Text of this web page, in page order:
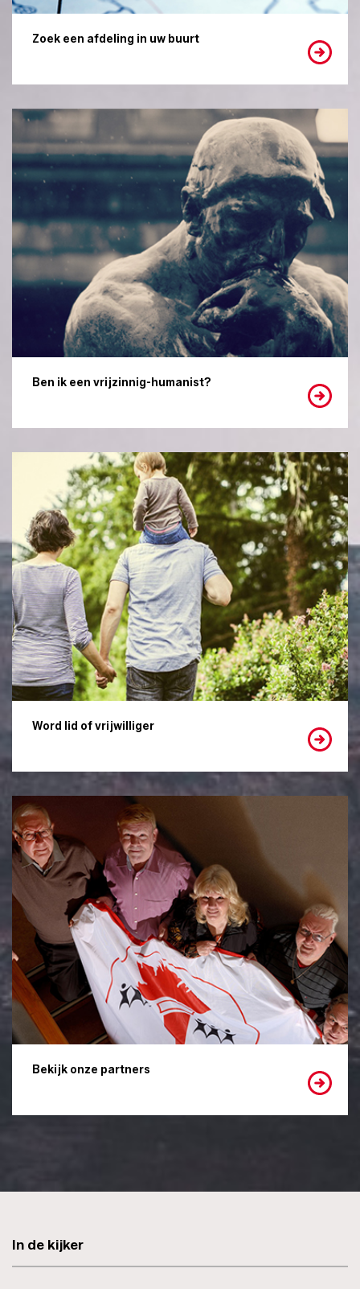
Zoek een afdeling in uw buurt
Ben ik een vrijzinnig-humanist?
Word lid of vrijwilliger
Bekijk onze partners
In de kijker